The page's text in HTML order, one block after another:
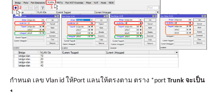
กำหนด เลข Vlan id ให้Port แลนให้ตรงตาม ตราง *port Trunk จะเป็น